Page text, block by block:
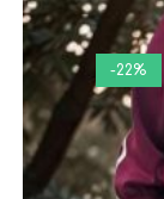
-22%